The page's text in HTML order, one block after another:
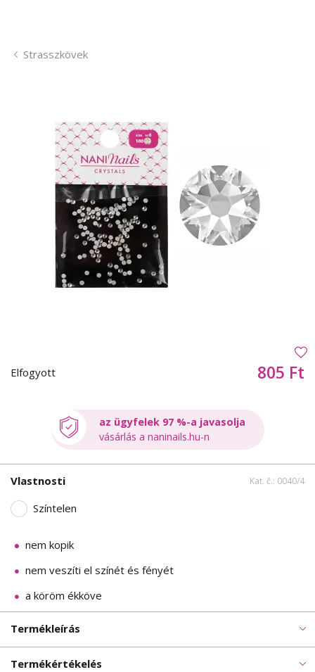
Strasszkövek
Elfogyott 805 Ft
az ügyfelek 97 %-a javasolja
vásárlás a naninails.hu-n
Vlastnosti Kat. č.: 0040/4
Színtelen
nem kopik
nem veszíti el színét és fényét
a köröm ékköve
Termékleírás
Termékértékelés